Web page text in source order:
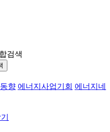
검색
향 에너지사업기회 에너지네